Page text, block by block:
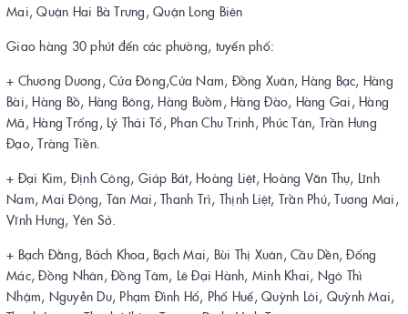
Mai, Quận Hai Bà Trưng, Quận Long Biên
Giao hàng 30 phút đến các phường, tuyến phố:
+ Chương Dương, Cửa Đông,Cửa Nam, Đồng Xuân, Hàng Bạc, Hàng
Bài, Hàng Bồ, Hàng Bông, Hàng Buồm, Hàng Đào, Hàng Gai, Hàng
Mã, Hàng Trống, Lý Thái Tổ, Phan Chu Trinh, Phúc Tân, Trần Hưng
Đạo, Tràng Tiền.
+ Đại Kim, Định Công, Giáp Bát, Hoàng Liệt, Hoàng Văn Thụ, Lĩnh
Nam, Mai Động, Tân Mai, Thanh Trì, Thịnh Liệt, Trần Phú, Tương Mai,
Vĩnh Hưng, Yên Sở.
+ Bạch Đằng, Bách Khoa, Bạch Mai, Bùi Thị Xuân, Cầu Dền, Đống
Mác, Đồng Nhân, Đồng Tâm, Lê Đại Hành, Minh Khai, Ngô Thì
Nhậm, Nguyễn Du, Phạm Đình Hổ, Phố Huế, Quỳnh Lôi, Quỳnh Mai,